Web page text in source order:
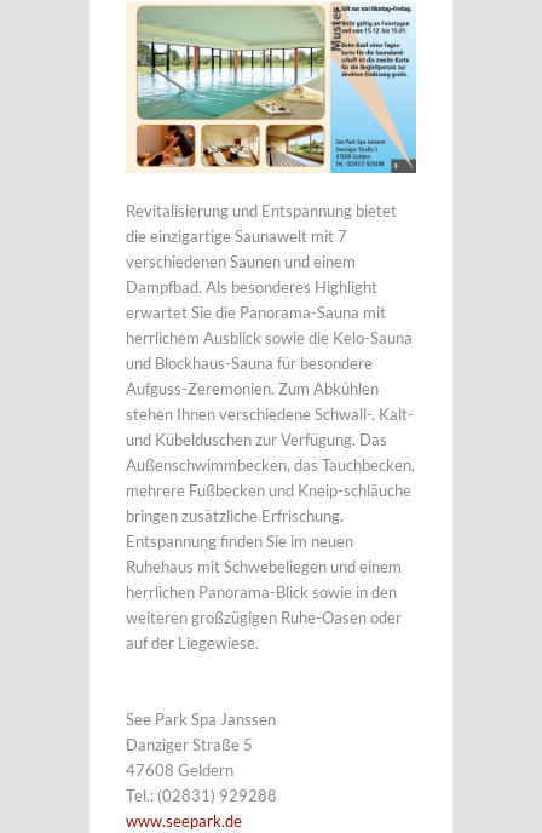
Revitalisierung und Entspannung bietet
die einzigartige Saunawelt mit 7
verschiedenen Saunen und einem
Dampfbad. Als besonderes Highlight
erwartet Sie die Panorama-Sauna mit
herrlichem Ausblick sowie die Kelo-Sauna
und Blockhaus-Sauna für besondere
Aufguss-Zeremonien. Zum Abkühlen
stehen Ihnen verschiedene Schwall-, Kalt-
und Kübelduschen zur Verfügung. Das
Außenschwimmbecken, das Tauchbecken,
mehrere Fußbecken und Kneip-schläuche
bringen zusätzliche Erfrischung.
Entspannung finden Sie im neuen
Ruhehaus mit Schwebeliegen und einem
herrlichen Panorama-Blick sowie in den
weiteren großzügigen Ruhe-Oasen oder
auf der Liegewiese.
See Park Spa Janssen
Danziger Straße 5
47608 Geldern
Tel.: (02831) 929288
www.seepark.de